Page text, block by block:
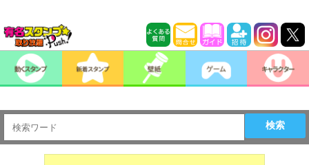
検索